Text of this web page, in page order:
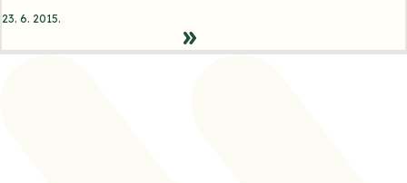
23. 6. 2015.